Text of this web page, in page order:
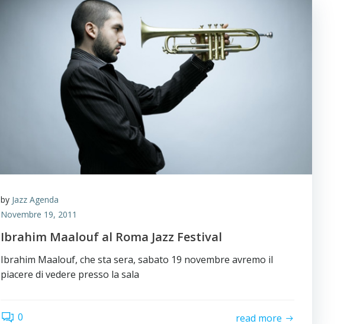
by Jazz Agenda
Novembre 19, 2011
Ibrahim Maalouf al Roma Jazz Festival
Ibrahim Maalouf, che sta sera, sabato 19 novembre avremo il
piacere di vedere presso la sala
0 read more